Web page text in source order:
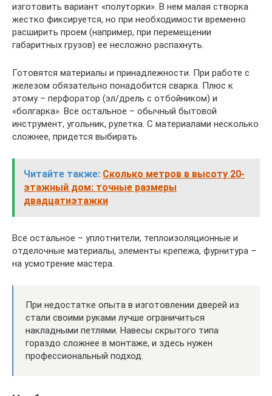
изготовить вариант «полуторки». В нем малая створка
жестко фиксируется, но при необходимости временно
расширить проем (например, при перемещении
габаритных грузов) ее несложно распахнуть.
Готовятся материалы и принадлежности. При работе с
железом обязательно понадобится сварка. Плюс к
этому – перфоратор (эл/дрель с отбойником) и
«болгарка». Все остальное – обычный бытовой
инструмент, угольник, рулетка. С материалами несколько
сложнее, придется выбирать.
Читайте также: Сколько метров в высоту 20-
этажный дом: точные размеры
двадцатиэтажки
Все остальное – уплотнители, теплоизоляционные и
отделочные материалы, элементы крепежа, фурнитура –
на усмотрение мастера.
При недостатке опыта в изготовлении дверей из
стали своими руками лучше ограничиться
накладными петлями. Навесы скрытого типа
гораздо сложнее в монтаже, и здесь нужен
профессиональный подход.